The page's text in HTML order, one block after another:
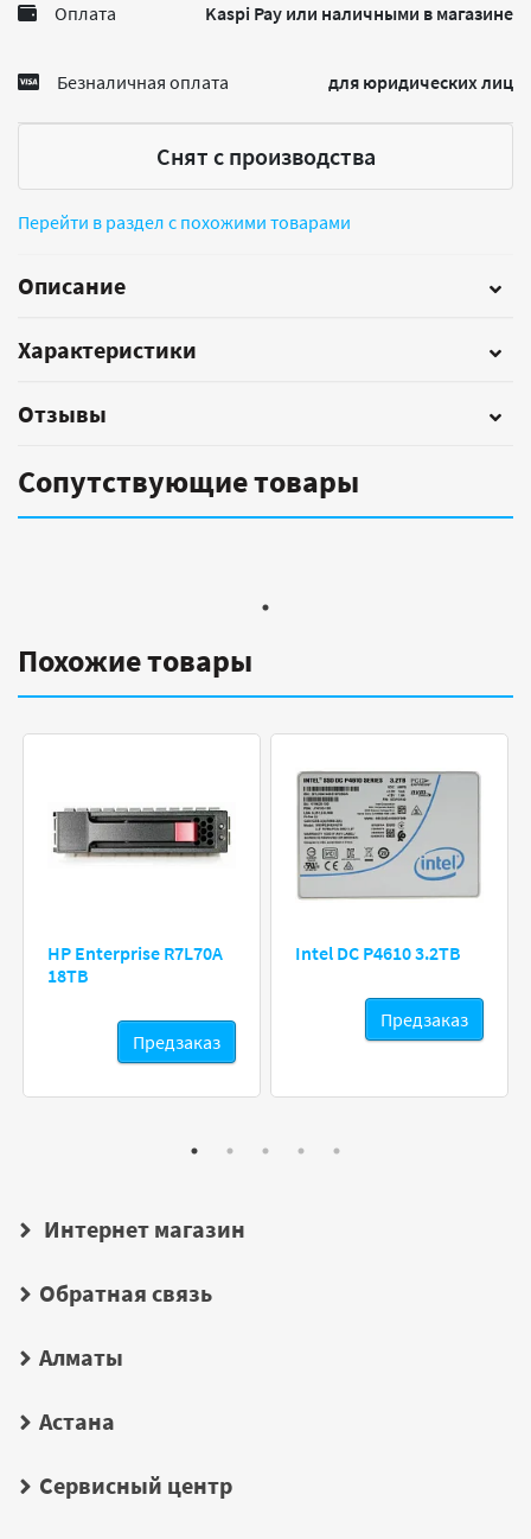
Оплата Kaspi Pay или наличными в магазине
Безналичная оплата для юридических лиц
Снят с производства
Перейти в раздел с похожими товарами
Описание
Характеристики
Отзывы
Сопутствующие товары
Похожие товары
HP Enterprise R7L70A
18TB
Предзаказ
Intel DC P4610 3.2TB
Предзаказ
Интернет магазин
Обратная связь
Алматы
Астана
Сервисный центр